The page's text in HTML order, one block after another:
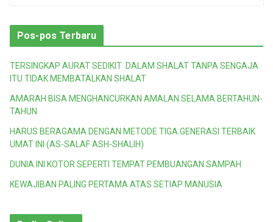
Pos-pos Terbaru
TERSINGKAP AURAT SEDIKIT DALAM SHALAT TANPA SENGAJA
ITU TIDAK MEMBATALKAN SHALAT
AMARAH BISA MENGHANCURKAN AMALAN SELAMA BERTAHUN-
TAHUN
HARUS BERAGAMA DENGAN METODE TIGA GENERASI TERBAIK
UMAT INI (AS-SALAF ASH-SHALIH)
DUNIA INI KOTOR SEPERTI TEMPAT PEMBUANGAN SAMPAH
KEWAJIBAN PALING PERTAMA ATAS SETIAP MANUSIA